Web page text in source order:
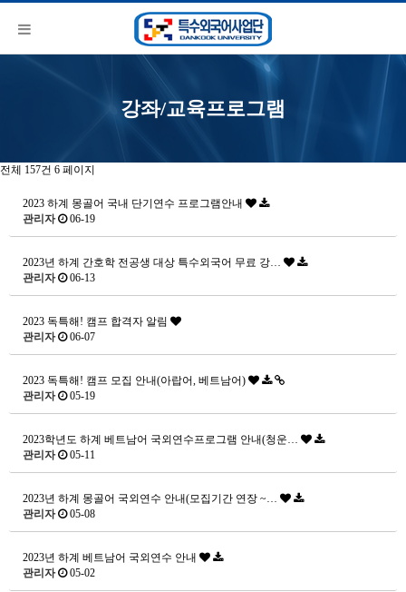
강좌/교육프로그램
전체 157건 6 페이지
2023 하계 몽골어 국내 단기연수 프로그램안내
관리자
06-19
2023년 하계 간호학 전공생 대상 특수외국어 무료 강…
관리자
06-13
2023 독특해! 캠프 합격자 알림
관리자
06-07
2023 독특해! 캠프 모집 안내(아랍어, 베트남어)
관리자
05-19
2023학년도 하계 베트남어 국외연수프로그램 안내(청운…
관리자
05-11
2023년 하계 몽골어 국외연수 안내(모집기간 연장 ~…
관리자
05-08
2023년 하계 베트남어 국외연수 안내
관리자
05-02